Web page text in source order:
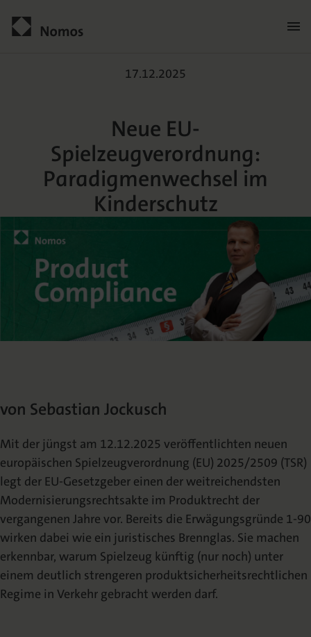
Der Verlag
Die Nomos Verlagsgesellschaft
Karriere
Ihre Einstiegsmöglichkeiten
Termine
Nomos für Sie vor Ort
NomosEvents
Online und Live
Programm
Fachbücher für Jurist:innen
Geisteswissenschaften
Inlibra
Die digitale Bibliothek
Wissenschaftlich Publizieren
Wissenschaftlich publizieren
Themenwelten
Themenwelten und Newsletter
Mediadaten
Werben in Fachzeitschriften
Kataloge
Aktuelle Prospekte zum Download
FAQ
Häufige Fragen
Kontakt
Neue EU- 17.12.2025
Neue EU-
Spielzeugverordnung:
Paradigmenwechsel im
Kinderschutz
von Sebastian Jockusch
Mit der jüngst am 12.12.2025 veröffentlichten neuen
europäischen Spielzeugverordnung (EU) 2025/2509 (TSR)
legt der EU-Gesetzgeber einen der weitreichendsten
Modernisierungsrechtsakte im Produktrecht der
vergangenen Jahre vor. Bereits die Erwägungsgründe 1-90
wirken dabei wie ein juristisches Brennglas. Sie machen
erkennbar, warum Spielzeug künftig (nur noch) unter
einem deutlich strengeren produktsicherheitsrechtlichen
Regime in Verkehr gebracht werden darf.